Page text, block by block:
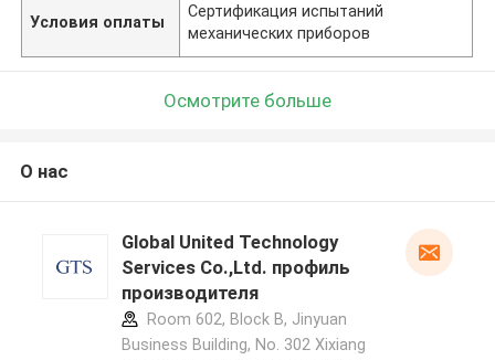
Условия оплаты
Сертификация испытаний
механических приборов
Осмотрите больше
О нас
Global United Technology
Services Co.,Ltd. профиль
производителя
Room 602, Block B, Jinyuan
Business Building, No. 302 Xixiang